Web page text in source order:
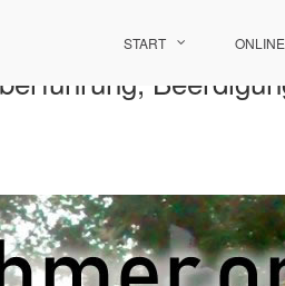
START